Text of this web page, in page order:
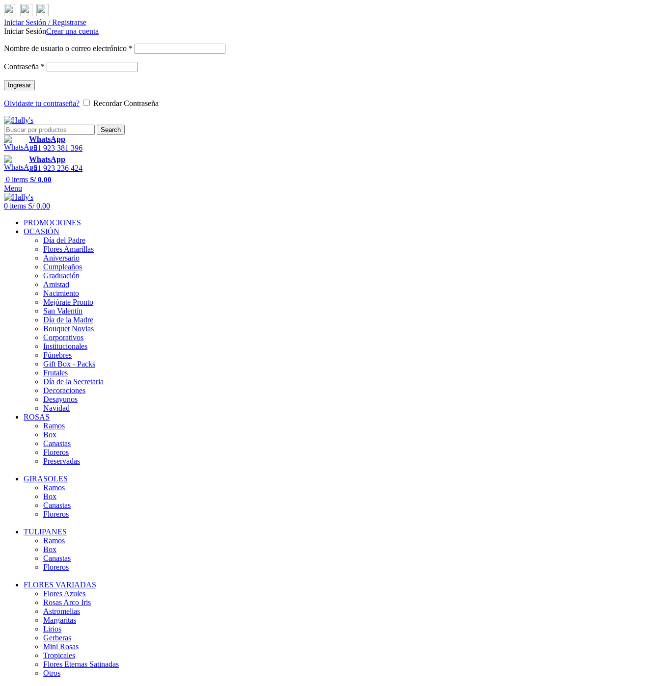
Iniciar Sesión / Registrarse
Iniciar SesiónCrear una cuenta
Nombre de usuario o correo electrónico *
Contraseña *
Ingresar
Olvidaste tu contraseña? Recordar Contraseña
Search
WhatsApp
+51 923 381 396
WhatsApp
+51 923 236 424
0 items S/0.00
Menu
0 items S/0.00
PROMOCIONES
OCASIÓN
Día del Padre
Flores Amarillas
Aniversario
Cumpleaños
Graduación
Amistad
Nacimiento
Mejórate Pronto
San Valentín
Día de la Madre
Bouquet Novias
Corporativos
Institucionales
Fúnebres
Gift Box - Packs
Frutales
Día de la Secretaria
Decoraciones
Desayunos
Navidad
ROSAS
Ramos
Box
Canastas
Floreros
Preservadas
GIRASOLES
Ramos
Box
Canastas
Floreros
TULIPANES
Ramos
Box
Canastas
Floreros
FLORES VARIADAS
Flores Azules
Rosas Arco Iris
Astromelias
Margaritas
Lirios
Gerberas
Mini Rosas
Tropicales
Flores Eternas Satinadas
Otros